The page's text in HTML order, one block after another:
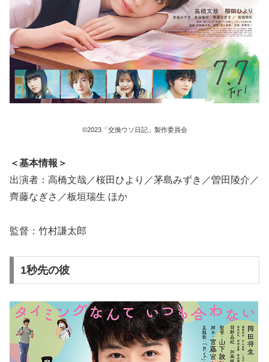
©2023「交換ウソ日記」製作委員会
＜基本情報＞
出演者：高橋文哉／桜田ひより／茅島みずき／曽田陵介／
齊藤なぎさ／板垣瑞生 ほか
監督：竹村謙太郎
1秒先の彼